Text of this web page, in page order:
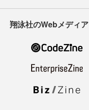
翔泳社のWebメディア